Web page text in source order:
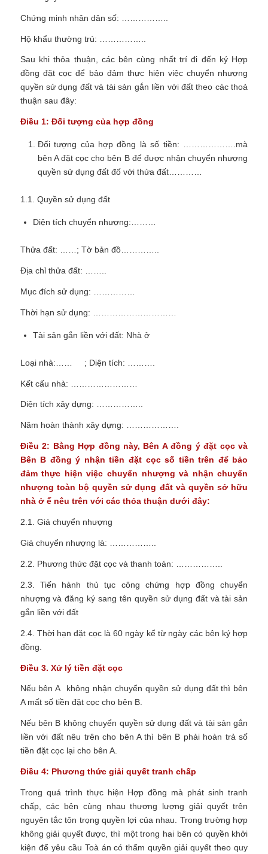
Chứng minh nhân dân số: ……………..
Hộ khẩu thường trú: ……………..
Sau khi thỏa thuận, các bên cùng nhất trí đi đến ký Hợp
đồng đặt cọc để bảo đảmthực hiện việc chuyển nhượng
quyền sử dụng đất và tài sản gắn liền với đất theo các thoả
thuận sau đây:
Điều 1: Đối tượng của hợp đồng
Đối tượng của hợp đồng là số tiền: ……………….mà
bên A đặt cọc cho bên B để được nhận chuyển nhượng
quyền sử dụng đất đố với thửa đất…………
1.1. Quyền sử dụng đất
Diện tích chuyển nhượng:………
Thửa đất: ……; Tờ bản đồ…………..
Địa chỉ thửa đất: ……..
Mục đích sử dụng: ……………
Thời hạn sử dụng: …………………………
Tài sản gắn liền với đất: Nhà ở
Loại nhà:…… ; Diện tích: ……….
Kết cấu nhà: ……………………
Diện tích xây dựng: ……………..
Năm hoàn thành xây dựng: ……………….
Điều 2: Bằng Hợp đồng này, Bên A đồng ý đặt cọc và
Bên B đồng ý nhận tiền đặt cọc số tiền trên để bảo
đảm thực hiện việc chuyển nhượng và nhận chuyển
nhượng toàn bộ quyền sử dụng đất và quyền sở hữu
nhà ở ế nêu trên với các thỏa thuận dưới đây:
2.1. Giá chuyển nhượng
Giá chuyển nhượng là: ……………..
2.2. Phương thức đặt cọc và thanh toán: ……………..
2.3.Tiến hành thủ tục công chứng hợp đồng chuyển
nhượng và đăng ký sang tên quyền sử dụng đất và tài sản
gắn liền với đất
2.4. Thời hạn đặt cọc là 60 ngày kể từ ngày các bên ký hợp
đồng.
Điều 3. Xử lý tiền đặt cọc
Nếu bên A không nhận chuyển quyền sử dụng đất thì bên
A mất số tiền đặt cọc cho bên B.
Nếu bên B không chuyển quyền sử dụng đất và tài sản gắn
liền với đất nêu trên cho bên A thì bên B phải hoàn trả số
tiền đặt cọc lại cho bên A.
Điều 4: Phương thức giải quyết tranh chấp
Trong quá trình thực hiện Hợp đồng mà phát sinh tranh
chấp, các bên cùng nhau thương lượng giải quyết trên
nguyên tắc tôn trọng quyền lợi của nhau. Trong trường hợp
không giải quyết được, thì một trong hai bên có quyền khởi
kiện để yêu cầu Toà án có thẩm quyền giải quyết theo quy